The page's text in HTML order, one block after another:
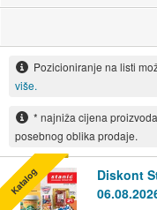
Pozicioniranje na listi
više.
* najniža cijena
posebnog oblika prodaje.
Diskont
Katalog